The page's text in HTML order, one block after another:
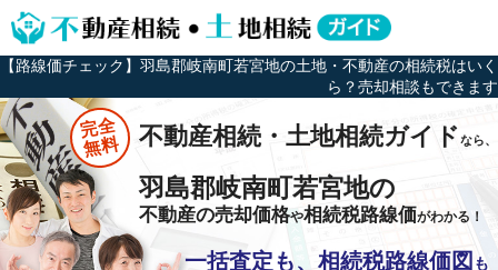
【路線価チェック】羽島郡岐南町若宮地の土地・不動産の相続税はいく
ら？売却相談もできます
完全
無料 不動産相続・土地相続ガイドなら、
羽島郡岐南町若宮地の
不動産の売却価格や相続税路線価がわかる！
一括査定も、相続税路線価図 も